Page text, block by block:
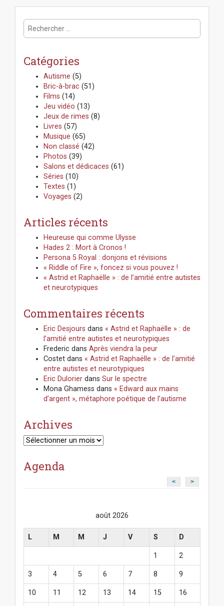
R
e
Catégories
Autisme (5)
Bric-à-brac (51)
Films (14)
Jeu vidéo (13)
Jeux de rimes (8)
Livres (57)
Musique (65)
Non classé (42)
Photos (39)
Salons et dédicaces (61)
Séries (10)
Textes (1)
Voyages (2)
Articles récents
Heureuse qui comme Ulysse
Hades 2 : Mort à Cronos !
Persona 5 Royal : donjons et révisions
« Riddle of Fire », foncez si vous pouvez !
« Astrid et Raphaëlle » : de l’amitié entre autistes
et neurotypiques
Commentaires récents
Eric Desjours dans « Astrid et Raphaëlle » : de
l’amitié entre autistes et neurotypiques
Frederic dans Après viendra la peur
Costet dans « Astrid et Raphaëlle » : de l’amitié
entre autistes et neurotypiques
Eric Dulorier dans Sur le spectre
Mona Ghamess dans « Edward aux mains
d’argent », métaphore poétique de l’autisme
Archives
Archives
Agenda
< >
août 2026
L M M J V S D
1 2
3 4 5 6 7 8 9
10 11 12 13 14 15 16